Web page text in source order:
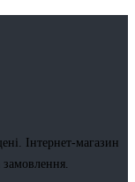
Інтернет-магазин